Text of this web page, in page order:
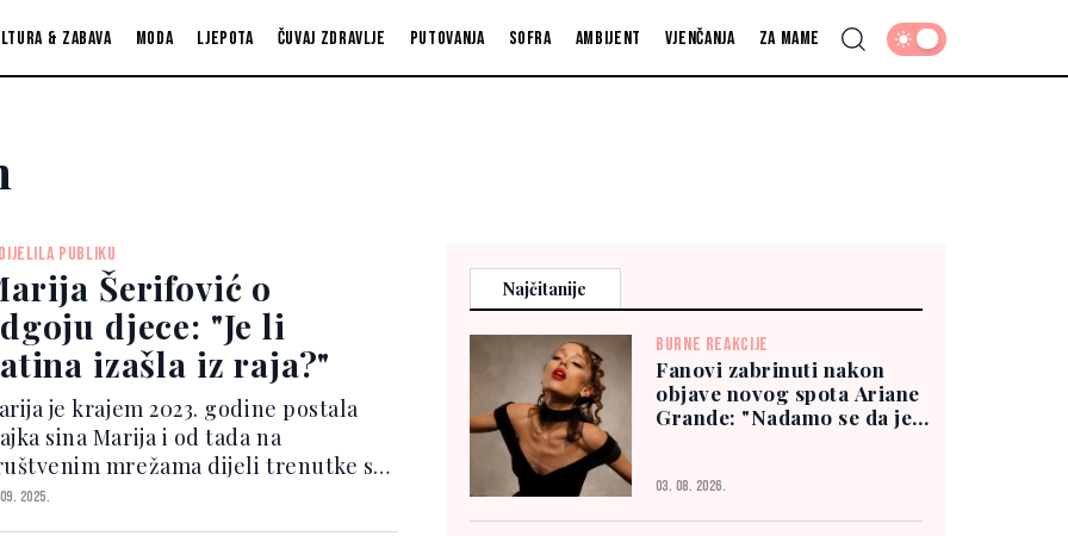
& zabava Moda Ljepota Čuvaj zdravlje Putovanja Sofra Ambijent Vjenčanja Za mame
PUBLIKU
Šerifović o
djece: "Je li
izašla iz raja?"
je krajem 2023. godine postala
sina Marija i od tada na
mrežama dijeli trenutke s
Ovoga puta se dotakla jedne
2025.
Najčitanije
BURNE REAKCIJE
Fanovi zabrinuti nakon
objave novog spota Ariane
Grande: "Nadamo se da je
03. 08. 2026.